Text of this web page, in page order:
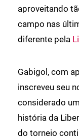
aproveitando
campo nas
diferente pela
Gabigol, com
inscreveu seu
considerado
história da
do torneio